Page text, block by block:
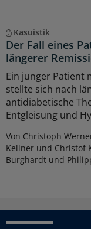
Kasuistik
Der Fall eines
längerer
Ein junger Patient
stellte sich nach
antidiabetische
Entgleisung und
Von Christoph
Kellner und Christof
Burghardt und